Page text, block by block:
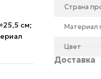
см;
Страна
Цвет
Доставка